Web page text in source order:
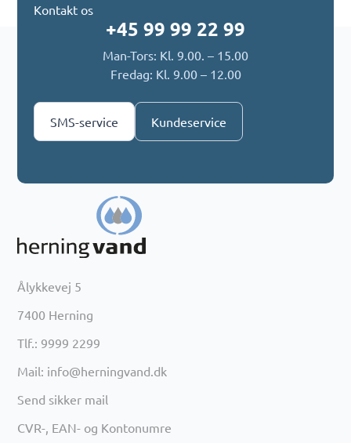
Kontakt os
+45 99 99 22 99
Man-Tors: Kl. 9.00. – 15.00
Fredag: Kl. 9.00 – 12.00
SMS-service Kundeservice
Ålykkevej 5
7400 Herning
Tlf.: 9999 2299
Mail: info@herningvand.dk
Send sikker mail
CVR-, EAN- og Kontonumre